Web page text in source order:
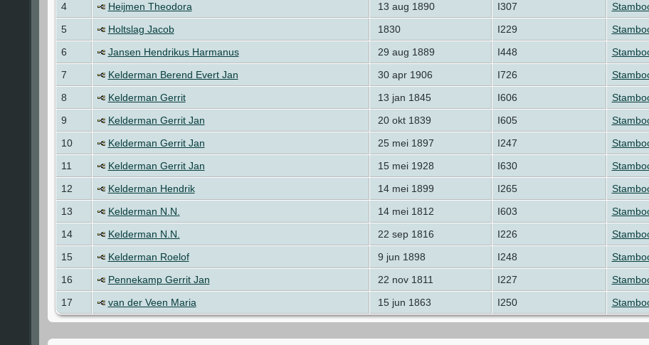
4
Heijmen Theodora 13 aug 1890 I307
5
Holtslag Jacob 1830 I229
6
Jansen Hendrikus Harmanus 29 aug 1889 I448
7
Kelderman Berend Evert Jan 30 apr 1906 I726
8
Kelderman Gerrit 13 jan 1845 I606
9
Kelderman Gerrit Jan 20 okt 1839 I605
10
Kelderman Gerrit Jan 25 mei 1897 I247
11
Kelderman Gerrit Jan 15 mei 1928 I630
12
Kelderman Hendrik 14 mei 1899 I265
13
Kelderman N.N. 14 mei 1812 I603
14
Kelderman N.N. 22 sep 1816 I226
15
Kelderman Roelof 9 jun 1898 I248
16
Pennekamp Gerrit Jan 22 nov 1811 I227
17
van der Veen Maria 15 jun 1863 I250